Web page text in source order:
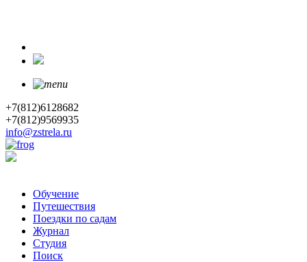
+7(812)6128682
+7(812)9569935
info@zstrela.ru
Обучение
Путешествия
Поездки по садам
Журнал
Студия
Поиск